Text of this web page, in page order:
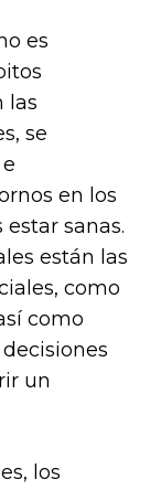
es
las
se
en los
sanas.
están las
como
como
un
los